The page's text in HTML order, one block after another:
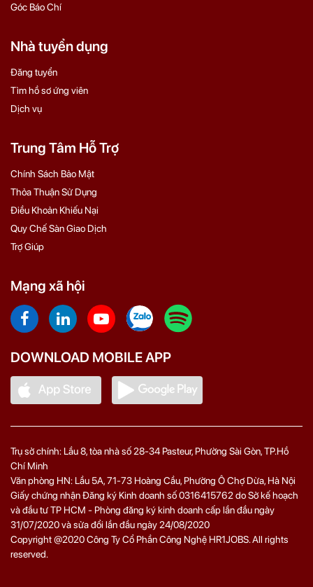
Góc Báo Chí
Nhà tuyển dụng
Đăng tuyển
Tìm hồ sơ ứng viên
Dịch vụ
Trung Tâm Hỗ Trợ
Chính Sách Bảo Mật
Thỏa Thuận Sử Dụng
Điều Khoản Khiếu Nại
Quy Chế Sàn Giao Dịch
Trợ Giúp
Mạng xã hội
DOWNLOAD MOBILE APP
Trụ sở chính: Lầu 8, tòa nhà số 28-34 Pasteur, Phường Sài Gòn, TP.Hồ
Chí Minh
Văn phòng HN: Lầu 5A, 71‑73 Hoàng Cầu, Phường Ô Chợ Dừa, Hà Nội
Giấy chứng nhận Đăng ký Kinh doanh số 0316415762 do Sở kế hoạch
và đầu tư TP HCM - Phòng đăng ký kinh doanh cấp lần đầu ngày
31/07/2020 và sửa đổi lần đầu ngày 24/08/2020
Copyright @2020 Công Ty Cổ Phần Công Nghệ HR1JOBS. All rights
reserved.